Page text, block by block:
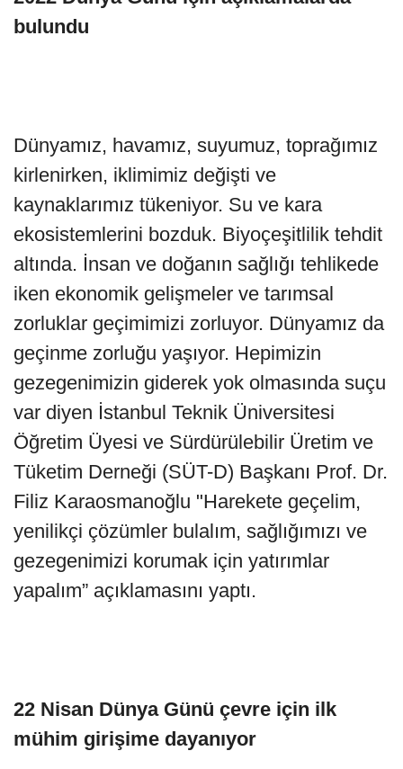
bulundu
Dünyamız, havamız, suyumuz, toprağımız
kirlenirken, iklimimiz değişti ve
kaynaklarımız tükeniyor. Su ve kara
ekosistemlerini bozduk. Biyoçeşitlilik tehdit
altında. İnsan ve doğanın sağlığı tehlikede
iken ekonomik gelişmeler ve tarımsal
zorluklar geçimimizi zorluyor. Dünyamız da
geçinme zorluğu yaşıyor. Hepimizin
gezegenimizin giderek yok olmasında suçu
var diyen İstanbul Teknik Üniversitesi
Öğretim Üyesi ve Sürdürülebilir Üretim ve
Tüketim Derneği (SÜT-D) Başkanı Prof. Dr.
Filiz Karaosmanoğlu "Harekete geçelim,
yenilikçi çözümler bulalım, sağlığımızı ve
gezegenimizi korumak için yatırımlar
yapalım” açıklamasını yaptı.
22 Nisan Dünya Günü çevre için ilk
mühim girişime dayanıyor